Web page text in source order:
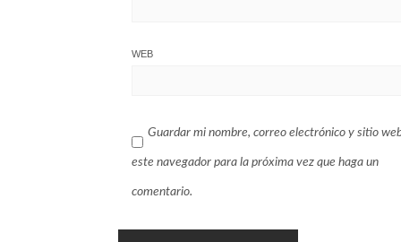
WEB
Guardar mi nombre, correo electrónico y sitio
este navegador para la próxima vez que haga un
comentario.